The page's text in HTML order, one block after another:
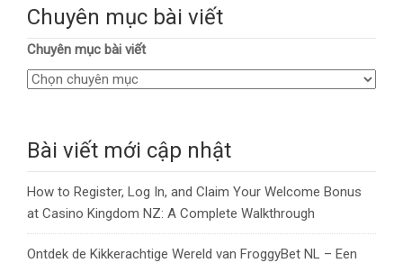
Chuyên mục bài viết
Chuyên mục bài viết
Bài viết mới cập nhật
How to Register, Log In, and Claim Your Welcome Bonus
at Casino Kingdom NZ: A Complete Walkthrough
Ontdek de Kikkerachtige Wereld van FroggyBet NL – Een